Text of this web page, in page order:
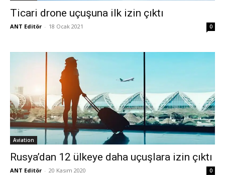
Ticari drone uçuşuna ilk izin çıktı
ANT Editör - 18 Ocak 2021 0
Aviation
Rusya’dan 12 ülkeye daha uçuşlara izin çıktı
ANT Editör - 20 Kasım 2020 0